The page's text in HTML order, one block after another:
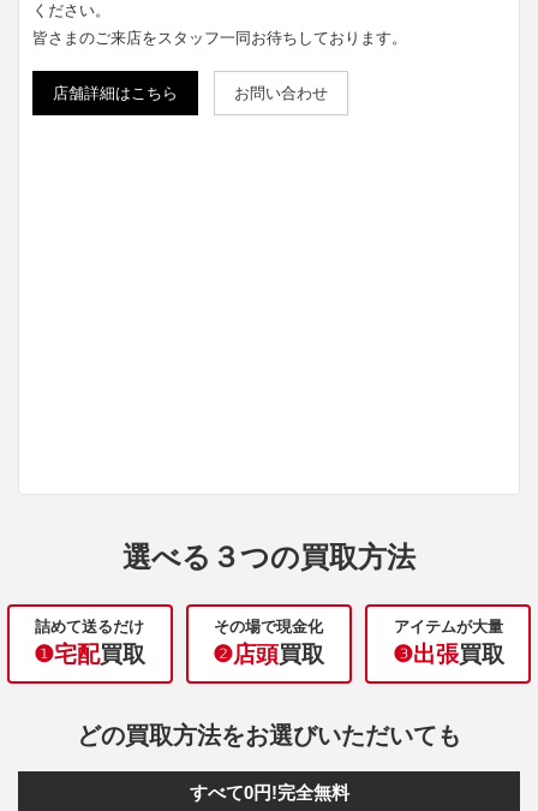
ください。
皆さまのご来店をスタッフ一同お待ちしております。
店舗詳細はこちら お問い合わせ
選べる３つの買取方法
詰めて送るだけ
❶宅配買取
その場で現金化
❷店頭買取
アイテムが大量
❸出張買取
どの買取方法をお選びいただいても
すべて0円!完全無料